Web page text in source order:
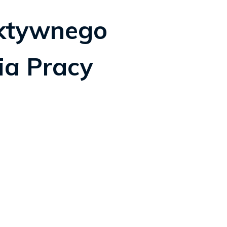
Pracy